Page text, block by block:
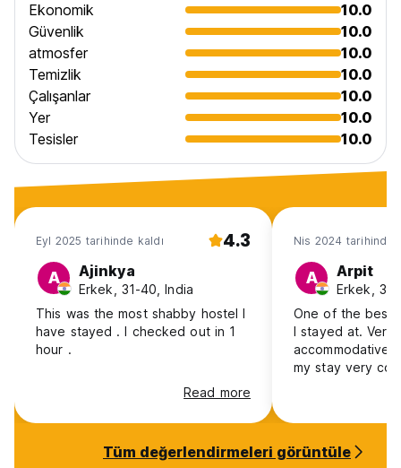
Ekonomik
10.0
Güvenlik
10.0
atmosfer
10.0
Temizlik
10.0
Çalışanlar
10.0
Yer
10.0
Tesisler
10.0
Eyl 2025 tarihinde kaldı 4.3
A Ajinkya
Erkek, 31-40, India
This was the most shabby hostel I
have stayed . I checked out in 1
hour .
Read more
Nis 2024 tarihinde
A Arpit
Erkek,
One of the best
I stayed at. Very
accommodative
my stay very
could take my
thing that needs
Tüm değerlendirmeleri görüntüle